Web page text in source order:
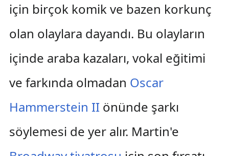
için birçok komik ve bazen korkunç
olan olaylara dayandı. Bu olayların
içinde araba kazaları, vokal eğitimi
ve farkında olmadan Oscar
Hammerstein IIönünde şarkı
söylemesi de yer alır. Martin'e